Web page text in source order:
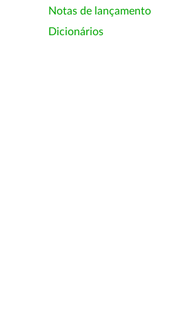
Notas de lançamento
Dicionários